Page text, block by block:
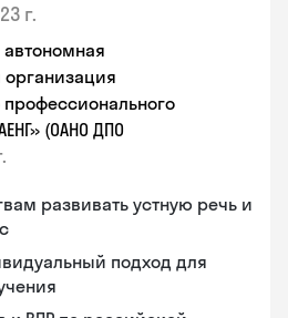
г.
автономная
(ОАНО ДПО
развивать устную речь и
подход для